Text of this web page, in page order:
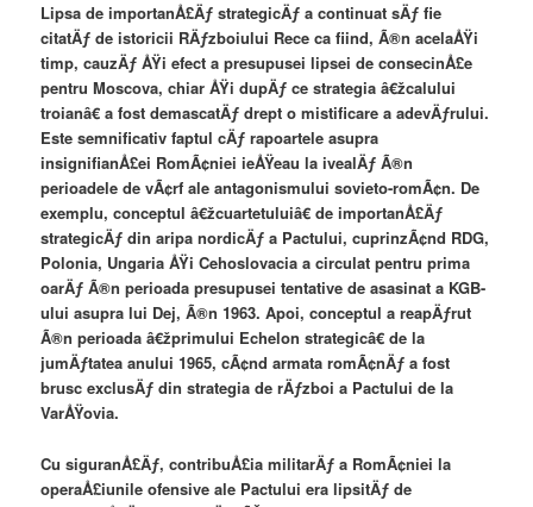
Lipsa de importanÅ£Äƒ strategicÄƒ a continuat sÄƒ fie
citatÄƒ de istoricii RÄƒzboiului Rece ca fiind, Ã®n acelaÅŸi
timp, cauzÄƒ ÅŸi efect a presupusei lipsei de consecinÅ£e
pentru Moscova, chiar ÅŸi dupÄƒ ce strategia â€žcalului
troianâ€ a fost demascatÄƒ drept o mistificare a adevÄƒrului.
Este semnificativ faptul cÄƒ rapoartele asupra
insignifianÅ£ei RomÃ¢niei ieÅŸeau la ivealÄƒ Ã®n
perioadele de vÃ¢rf ale antagonismului sovieto-romÃ¢n. De
exemplu, conceptul â€žcuartetuluiâ€ de importanÅ£Äƒ
strategicÄƒ din aripa nordicÄƒ a Pactului, cuprinzÃ¢nd RDG,
Polonia, Ungaria ÅŸi Cehoslovacia a circulat pentru prima
oarÄƒ Ã®n perioada presupusei tentative de asasinat a KGB-
ului asupra lui Dej, Ã®n 1963. Apoi, conceptul a reapÄƒrut
Ã®n perioada â€žprimului Echelon strategicâ€ de la
jumÄƒtatea anului 1965, cÃ¢nd armata romÃ¢nÄƒ a fost
brusc exclusÄƒ din strategia de rÄƒzboi a Pactului de la
VarÅŸovia.
Cu siguranÅ£Äƒ, contribuÅ£ia militarÄƒ a RomÃ¢niei la
operaÅ£iunile ofensive ale Pactului era lipsitÄƒ de